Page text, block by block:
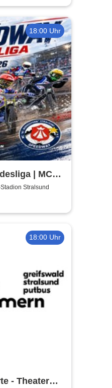
18:00 Uhr
| MC
Stralsund
18:00 Uhr
- Theater